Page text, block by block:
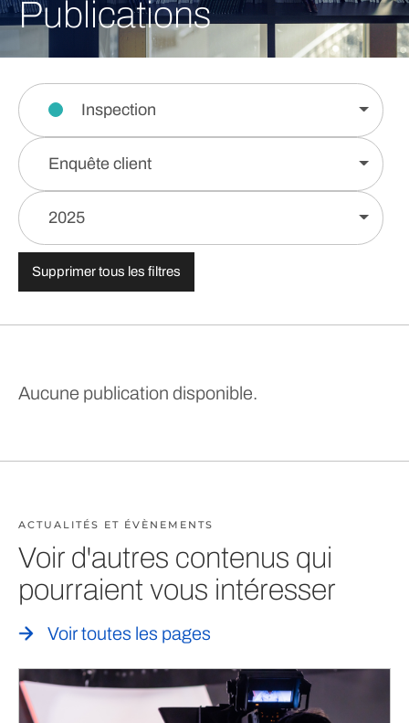
Publications
Inspection
Enquête client
2025
Supprimer tous les filtres
Aucune publication disponible.
ACTUALITÉS ET ÉVÈNEMENTS
Voir d'autres contenus qui
pourraient vous intéresser
Voir toutes les pages